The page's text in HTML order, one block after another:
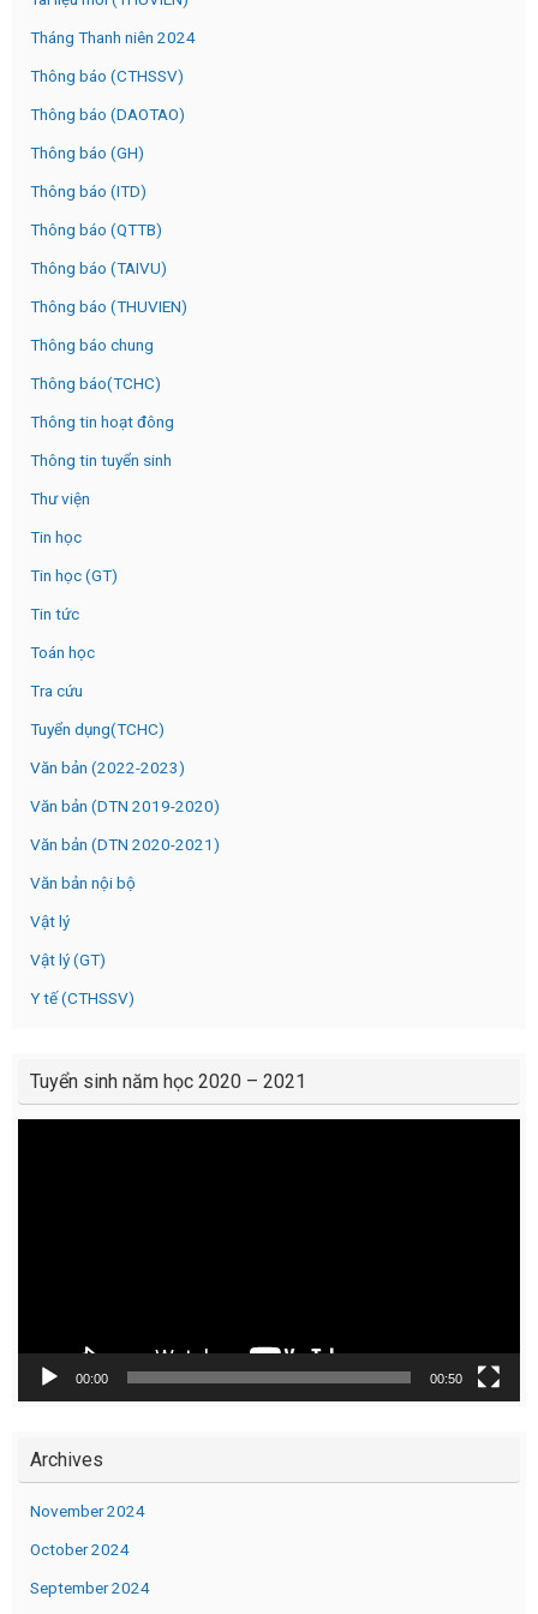
Tháng Thanh niên 2024
Thông báo (CTHSSV)
Thông báo (DAOTAO)
Thông báo (GH)
Thông báo (ITD)
Thông báo (QTTB)
Thông báo (TAIVU)
Thông báo (THUVIEN)
Thông báo chung
Thông báo(TCHC)
Thông tin hoạt đông
Thông tin tuyển sinh
Thư viện
Tin học
Tin học (GT)
Tin tức
Toán học
Tra cứu
Tuyển dụng(TCHC)
Văn bản (2022-2023)
Văn bản (DTN 2019-2020)
Văn bản (DTN 2020-2021)
Văn bản nội bộ
Vật lý
Vật lý (GT)
Y tế (CTHSSV)
Tuyển sinh năm học 2020 – 2021
00:00 00:50
Archives
November 2024
October 2024
September 2024